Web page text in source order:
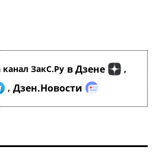
ЗакС.Ру в Дзене ,
, Дзен.Новости